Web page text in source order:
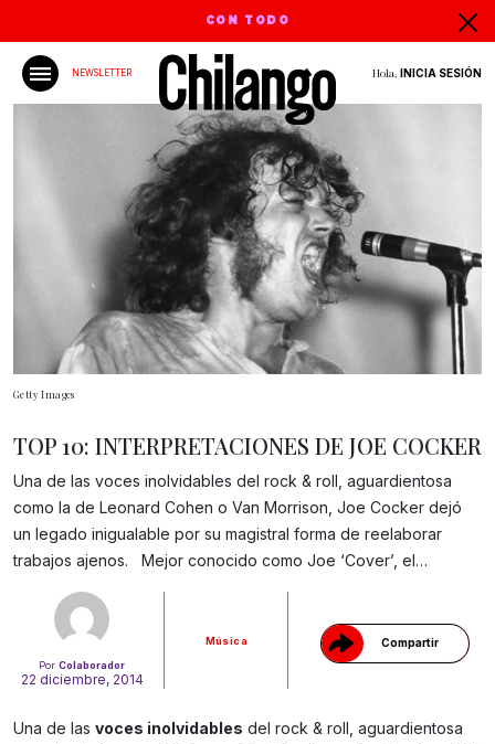
CON TODO
NEWSLETTER Hola, INICIA SESIÓN
Getty Images
PorColaborador
22 diciembre, 2014
Música Compartir
Gracias!
TOP 10: INTERPRETACIONES DE JOE COCKER
Una de las voces inolvidables del rock & roll, aguardientosa
como la de Leonard Cohen o Van Morrison, Joe Cocker dejó
un legado inigualable por su magistral forma de reelaborar
trabajos ajenos. Mejor conocido como Joe ‘Cover’, el…
Una de las voces inolvidables del rock & roll, aguardientosa